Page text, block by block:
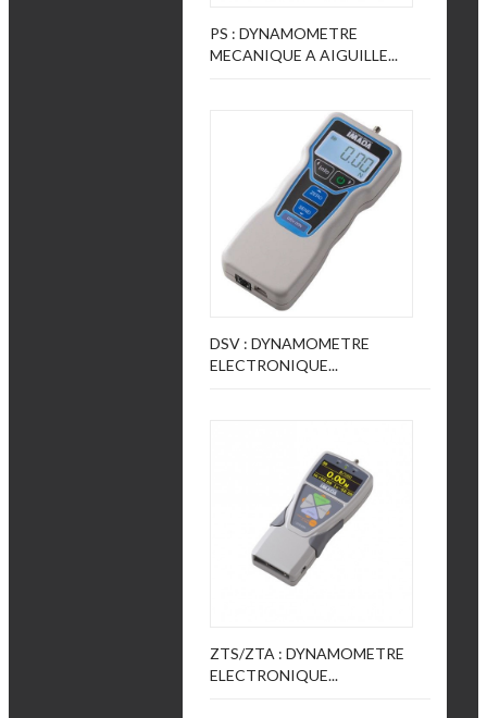
PS : DYNAMOMETRE
MECANIQUE A AIGUILLE...
DSV : DYNAMOMETRE
ELECTRONIQUE...
ZTS/ZTA : DYNAMOMETRE
ELECTRONIQUE...